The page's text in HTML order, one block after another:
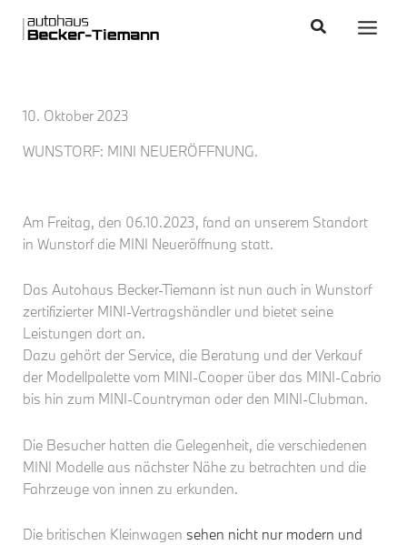
content
Inhalt
SuchenMain
10. Oktober 2023
WUNSTORF: MINI NEUERÖFFNUNG.
Am Freitag, den 06.10.2023, fand an unserem Standort
in Wunstorf die MINI Neueröffnung statt.
Das Autohaus Becker-Tiemann ist nun auch in Wunstorf
zertifizierter MINI-Vertragshändler und bietet seine
Leistungen dort an.
Dazu gehört der Service, die Beratung und der Verkauf
der Modellpalette vom MINI-Cooper über das MINI-Cabrio
bis hin zum MINI-Countryman oder den MINI-Clubman.
Die Besucher hatten die Gelegenheit, die verschiedenen
MINI Modelle aus nächster Nähe zu betrachten und die
Fahrzeuge von innen zu erkunden.
Die britischen Kleinwagen sehen nicht nur modern und